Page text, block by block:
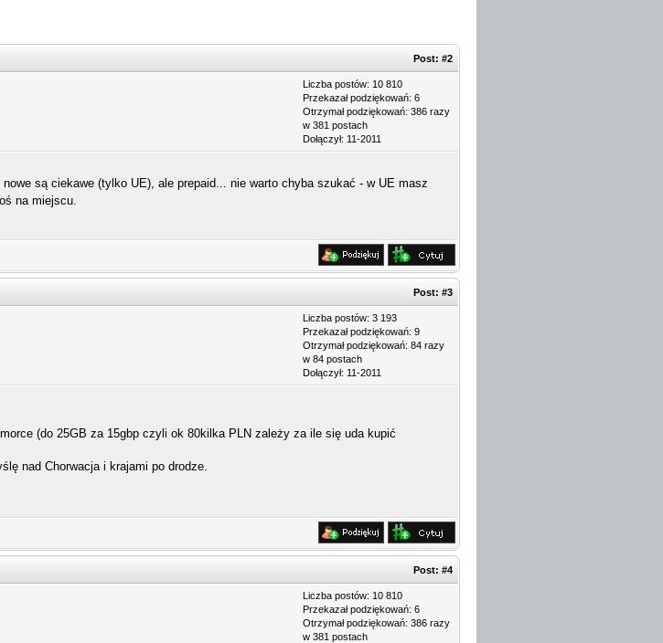
Post: #2
Liczba postów: 10 810
Przekazał podziękowań: 6
Otrzymał podziękowań: 386 razy
w 381 postach
Dołączył: 11-2011
są ciekawe (tylko UE), ale prepaid... nie warto chyba szukać - w UE masz
na miejscu.
Post: #3
Liczba postów: 3 193
Przekazał podziękowań: 9
Otrzymał podziękowań: 84 razy
w 84 postach
Dołączył: 11-2011
(do 25GB za 15gbp czyli ok 80kilka PLN zależy za ile się uda kupić
nad Chorwacja i krajami po drodze.
Post: #4
Liczba postów: 10 810
Przekazał podziękowań: 6
Otrzymał podziękowań: 386 razy
w 381 postach